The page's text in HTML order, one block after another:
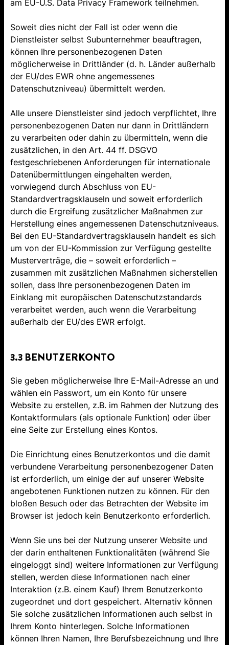
am EU-U.S. Data Privacy Framework teilnehmen.
Soweit dies nicht der Fall ist oder wenn die
Dienstleister selbst Subunternehmer beauftragen,
können Ihre personenbezogenen Daten
möglicherweise in Drittländer (d. h. Länder außerhalb
der EU/des EWR ohne angemessenes
Datenschutzniveau) übermittelt werden.
Alle unsere Dienstleister sind jedoch verpflichtet, Ihre
personenbezogenen Daten nur dann in Drittländern
zu verarbeiten oder dahin zu übermitteln, wenn die
zusätzlichen, in den Art. 44 ff. DSGVO
festgeschriebenen Anforderungen für internationale
Datenübermittlungen eingehalten werden,
vorwiegend durch Abschluss von EU-
Standardvertragsklauseln und soweit erforderlich
durch die Ergreifung zusätzlicher Maßnahmen zur
Herstellung eines angemessenen Datenschutzniveaus.
Bei den EU-Standardvertragsklauseln handelt es sich
um von der EU-Kommission zur Verfügung gestellte
Musterverträge, die – soweit erforderlich –
zusammen mit zusätzlichen Maßnahmen sicherstellen
sollen, dass Ihre personenbezogenen Daten im
Einklang mit europäischen Datenschutzstandards
verarbeitet werden, auch wenn die Verarbeitung
außerhalb der EU/des EWR erfolgt.
3.3 BENUTZERKONTO
Sie geben möglicherweise Ihre E-Mail-Adresse an und
wählen ein Passwort, um ein Konto für unsere
Website zu erstellen, z.B. im Rahmen der Nutzung des
Kontaktformulars (als optionale Funktion) oder über
eine Seite zur Erstellung eines Kontos.
Die Einrichtung eines Benutzerkontos und die damit
verbundene Verarbeitung personenbezogener Daten
ist erforderlich, um einige der auf unserer Website
angebotenen Funktionen nutzen zu können. Für den
bloßen Besuch oder das Betrachten der Website im
Browser ist jedoch kein Benutzerkonto erforderlich.
Wenn Sie uns bei der Nutzung unserer Website und
der darin enthaltenen Funktionalitäten (während Sie
eingeloggt sind) weitere Informationen zur Verfügung
stellen, werden diese Informationen nach einer
Interaktion (z.B. einem Kauf) Ihrem Benutzerkonto
zugeordnet und dort gespeichert. Alternativ können
Sie solche zusätzlichen Informationen auch selbst in
Ihrem Konto hinterlegen. Solche Informationen
können Ihren Namen, Ihre Berufsbezeichnung und Ihre